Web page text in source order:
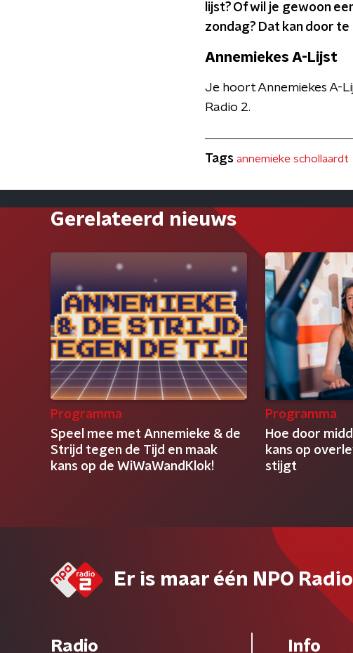
lijst? Of wil je gewoon
zondag? Dat kan door te
Annemiekes A-Lijst
Je hoort Annemiekes A-
Radio 2.
Tags annemieke schollaardt
Gerelateerd nieuws
Programma
Speel mee met Annemieke & de
Strijd tegen de Tijd en maak
kans op de WiWaWandKlok!
Programma
Hoe door
kans op
stijgt
Er is maar één NPO
Radio Info